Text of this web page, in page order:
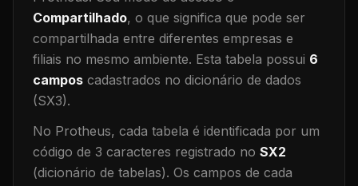
Compartilhado, o que significa que pode ser
compartilhada entre diferentes empresas e
filiais no mesmo ambiente. Esta tabela possui 6
campos cadastrados no dicionário de dados
(SX3).
No Protheus, cada tabela é identificada por um
código de 3 caracteres registrado no SX2
(dicionário de tabelas). Os campos de cada